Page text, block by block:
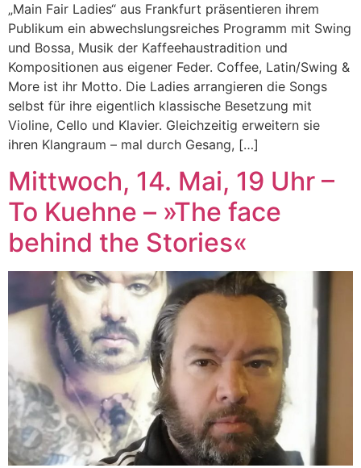
„Main Fair Ladies“ aus Frankfurt präsentieren ihrem
Publikum ein abwechslungsreiches Programm mit Swing
und Bossa, Musik der Kaffeehaustradition und
Kompositionen aus eigener Feder. Coffee, Latin/Swing &
More ist ihr Motto. Die Ladies arrangieren die Songs
selbst für ihre eigentlich klassische Besetzung mit
Violine, Cello und Klavier. Gleichzeitig erweitern sie
ihren Klangraum – mal durch Gesang, […]
Mittwoch, 14. Mai, 19 Uhr –
To Kuehne – »The face
behind the Stories«